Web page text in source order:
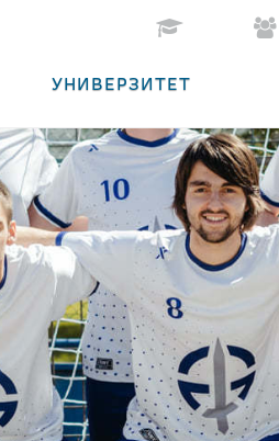
УНИВЕРЗИТЕТ